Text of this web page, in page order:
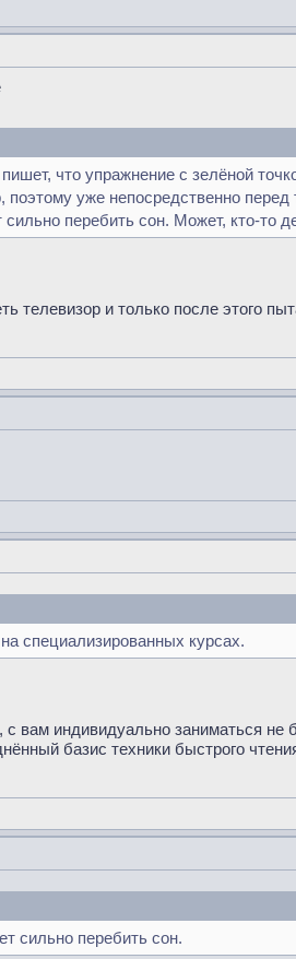
что упражнение с зелёной
уже непосредственно
перебить сон. Может, кто-то
телевизор и только после этого
специализированных курсах.
с вам индивидуально заниматься не
базис техники быстрого
сильно перебить сон.